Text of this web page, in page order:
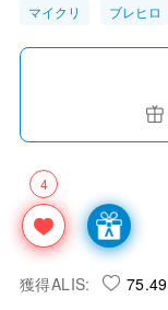
マイクリ ブレヒロ
4
獲得ALIS: